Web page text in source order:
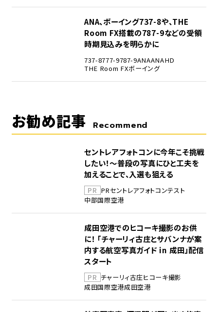
ANA、ボーイング737-8や、THE
Room FX搭載の787-9などの受領
時期見込みを明らかに
737-8777-9787-9ANAANAHD
THE Room FXボーイング
お勧め記事 Recommend
セントレアフォトコンに今年こそ挑戦
したい！～普段の写真にひと工夫を
加えることで、入選も狙える
PR PRセントレアフォトコンテスト
中部国際空港
成田空港でのヒコーキ撮影のお供
に！ 「チャーリィ古庄とサバンナが案
内する航空写真ガイド in 成田」配信
スタート
PR チャーリィ古庄ヒコーキ撮影
成田国際空港成田空港